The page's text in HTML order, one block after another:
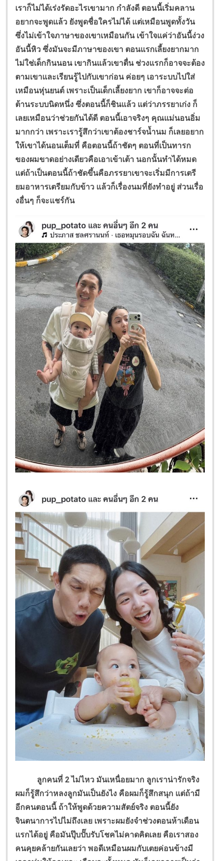
เราก็ไม่ได้เร่งรัดอะไรเขามาก กำลังดี ตอนนี้เริ่มคลาน
อยากจะพูดแล้ว ยังพูดชื่อใครไม่ได้ แต่เหมือนพูดทั้งวัน
ซึ่งไม่เข้าใจภาษาของเขาเหมือนกัน เข้าใจแค่ว่าอันนี้ง่วง
อันนี้หิว ซึ่งมันจะมีภาษาของเขา ตอนแรกเลี้ยงยากมาก
ไม่ใช่เด็กกินนอน เขากินแล้วเขาตื่น ช่วงแรกก็อาจจะต้อง
ตามเขาและเรียนรู้ไปกับเขาก่อน ค่อยๆ เอาระบบไปใส่
เหมือนหุ่นยนต์ เพราะเป็นเด็กเลี้ยงยาก เขาก็อาจจะต่อ
ต้านระบบนิดหนึ่ง ซึ่งตอนนี้ก็ชินแล้ว แต่ว่าภรรยาเก่ง ก็
เลยเหมือนว่าช่วยกันได้ดี ตอนนี้เอาจริงๆ คุณแม่นอนอิ่ม
มากกว่า เพราะเรารู้สึกว่าเขาต้องชาร์จน้ำนม ก็เลยอยาก
ให้เขาได้นอนเต็มที่ คือตอนนี้ถ้าชัดๆ ตอนที่เป็นทารก
ของผมขาดอย่างเดียวคือเอาเข้าเต้า นอกนั้นทำได้หมด
แต่ถ้าเป็นตอนนี้ถ้าชัดขึ้นคือภรรยาเขาจะเริ่มมีการเตรี
ยมอาหารเตรียมกับข้าว แล้วก็เรื่องนมที่ยังทำอยู่ ส่วนเรื่อ
งอื่นๆ ก็จะแชร์กัน
ลูกคนที่ 2 ไม่ไหว มันเหนื่อยมาก ลูกเราน่ารักจริง
ผมก็รู้สึกว่าหลงลูกมันเป็นยังไง คือผมก็รู้สึกสนุก แต่ถ้ามี
อีกคนตอนนี้ ถ้าให้พูดด้วยความสัตย์จริง ตอนนี้ยัง
จินตนาการไปไม่ถึงเลย เพราะผมยังจำช่วงตอนห้าเดือน
แรกได้อยู่ คือมันปุ๊บปั๊บรับโชคไม่คาดคิดเลย คือเราสอง
คนคุยคล้ายกันเลยว่า พอดีเหมือนผมกับเตยค่อนข้างมี